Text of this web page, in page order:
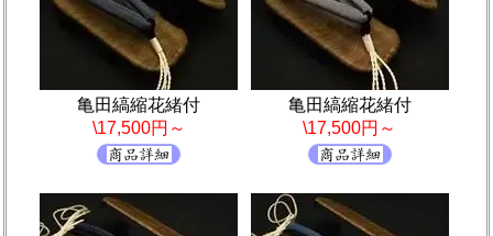
亀田縞縮花緒付
\17,500円～
亀田縞縮花緒付
\17,500円～